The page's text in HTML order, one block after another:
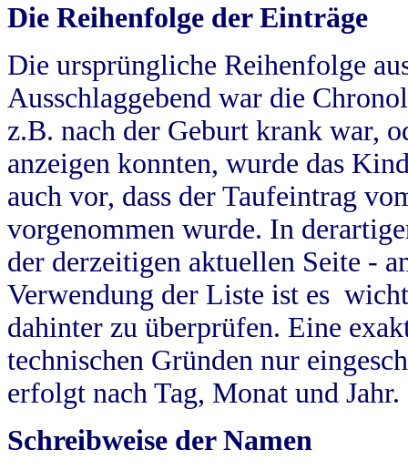
Die Reihenfolge der Einträge
Die ursprüngliche Reihenfolge
Ausschlaggebend war die
z.B. nach der Geburt krank war,
anzeigen konnten, wurde das
auch vor, dass der Taufeintrag
vorgenommen wurde. In
der derzeitigen aktuellen Seite -
Verwendung der Liste ist es
dahinter zu überprüfen. Eine
technischen Gründen nur
erfolgt nach Tag, Monat und Jahr.
Schreibweise der Namen